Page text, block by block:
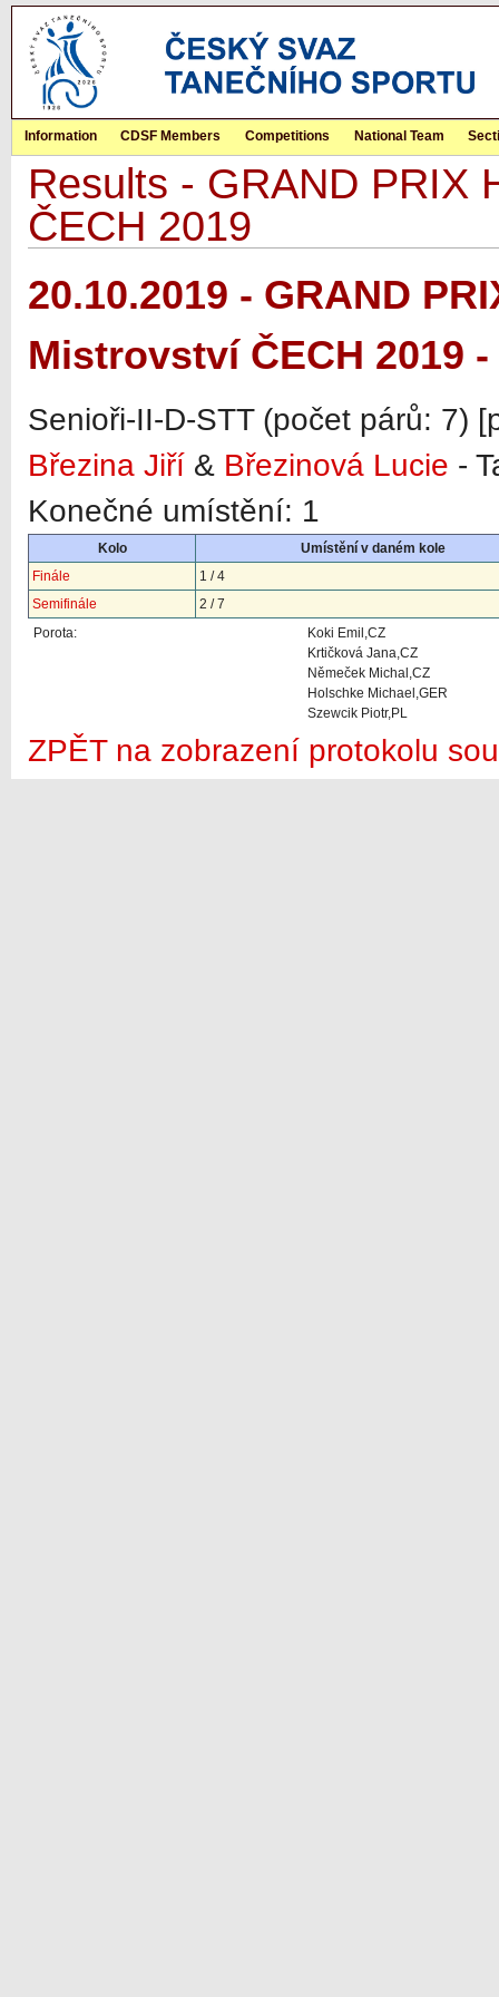
Information CDSF Members Competitions National Team
Results - GRAND PRIX
ČECH 2019
20.10.2019 - GRAND
Mistrovství ČECH 2019
Senioři-II-D-STT (počet párů: 7)
Březina Jiří & Březinová Lucie -
Konečné umístění: 1
Kolo
Umístění v daném kole
Finále
1 / 4
Semifinále
2 / 7
Porota:
Koki Emil,CZ
Krtičková Jana,CZ
Němeček Michal,CZ
Holschke Michael,GER
Szewcik Piotr,PL
ZPĚT na zobrazení protokolu